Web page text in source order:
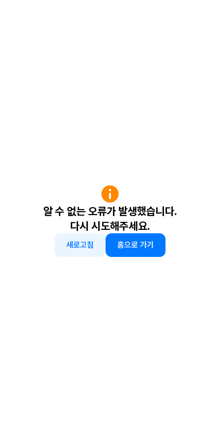
알 수 없는 오류가 발생했습니다.
다시 시도해주세요.
새로고침 홈으로 가기